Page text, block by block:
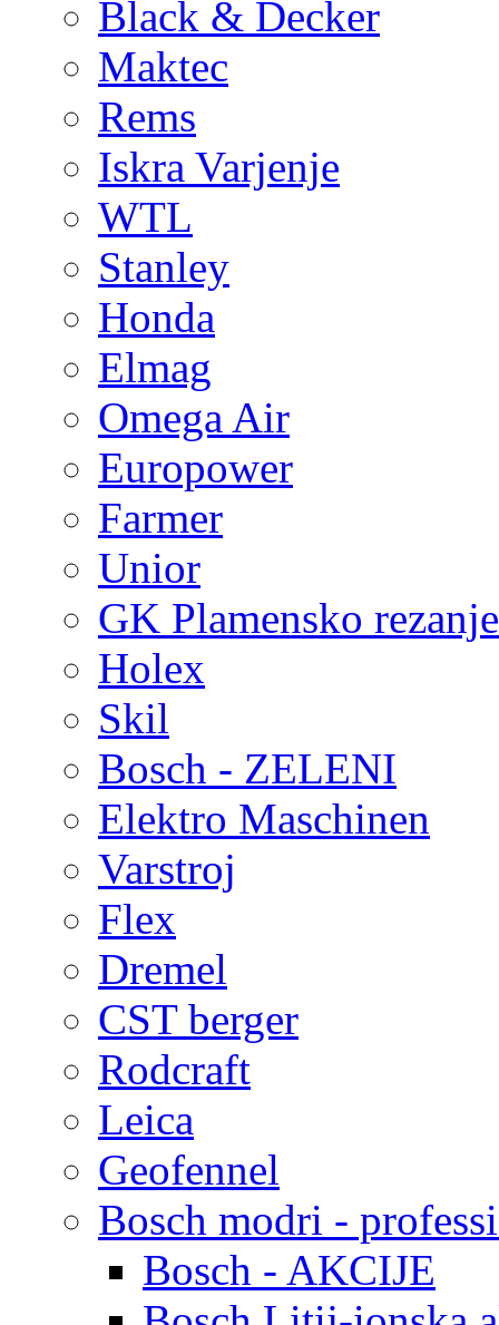
Black & Decker
Maktec
Rems
Iskra Varjenje
WTL
Stanley
Honda
Elmag
Omega Air
Europower
Farmer
Unior
GK Plamensko
Holex
Skil
Bosch - ZELENI
Elektro Maschinen
Varstroj
Flex
Dremel
CST berger
Rodcraft
Leica
Geofennel
Bosch modri -
Bosch - AKCIJE